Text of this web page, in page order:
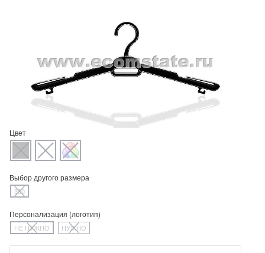
Цвет
Выбор другого размера
360
Персонализация (логотип)
НЕ НУЖНО НУЖНО